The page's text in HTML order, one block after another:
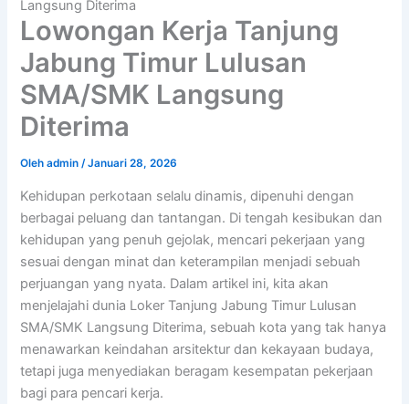
Langsung Diterima
Lowongan Kerja Tanjung
Jabung Timur Lulusan
SMA/SMK Langsung
Diterima
Olehadmin/Januari 28, 2026
Kehidupan perkotaan selalu dinamis, dipenuhi dengan
berbagai peluang dan tantangan. Di tengah kesibukan dan
kehidupan yang penuh gejolak, mencari pekerjaan yang
sesuai dengan minat dan keterampilan menjadi sebuah
perjuangan yang nyata. Dalam artikel ini, kita akan
menjelajahi dunia Loker Tanjung Jabung Timur Lulusan
SMA/SMK Langsung Diterima, sebuah kota yang tak hanya
menawarkan keindahan arsitektur dan kekayaan budaya,
tetapi juga menyediakan beragam kesempatan pekerjaan
bagi para pencari kerja.